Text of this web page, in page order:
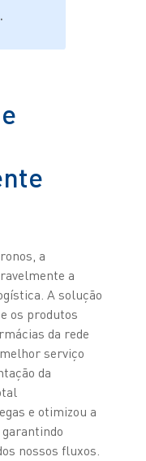
a
a
A solução
os produtos
da rede
serviço
da
e otimizou a
nossos fluxos.